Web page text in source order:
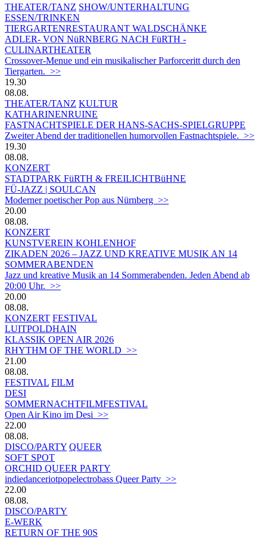
THEATER/TANZ SHOW/UNTERHALTUNG
ESSEN/TRINKEN
TIERGARTEN­RESTAURANT WALDSCHÄNKE
ADLER- VON NüRNBERG NACH FüRTH -
CULINARTHEATER
Crossover-Menue und ein musikalischer Parforceritt durch den
Tiergarten. >>
19.30
08.08.
THEATER/TANZ KULTUR
KATHARINENRUINE
FASTNACHTSPIELE DER HANS-SACHS-SPIELGRUPPE
Zweiter Abend der traditionellen humorvollen Fastnachtspiele. >>
19.30
08.08.
KONZERT
STADTPARK FüRTH & FREILICHTBüHNE
FÜ-JAZZ | SOULCAN
Moderner poetischer Pop aus Nürnberg >>
20.00
08.08.
KONZERT
KUNSTVEREIN KOHLENHOF
ZIKADEN 2026 – JAZZ UND KREATIVE MUSIK AN 14
SOMMERABENDEN
Jazz und kreative Musik an 14 Sommerabenden. Jeden Abend ab
20:00 Uhr. >>
20.00
08.08.
KONZERT FESTIVAL
LUITPOLDHAIN
KLASSIK OPEN AIR 2026
RHYTHM OF THE WORLD >>
21.00
08.08.
FESTIVAL FILM
DESI
SOMMERNACHTFILMFESTIVAL
Open Air Kino im Desi >>
22.00
08.08.
DISCO/PARTY QUEER
SOFT SPOT
ORCHID QUEER PARTY
indiedanceriotpopelectrobass Queer Party >>
22.00
08.08.
DISCO/PARTY
E-WERK
RETURN OF THE 90S